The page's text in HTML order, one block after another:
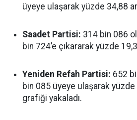
üyeye ulaşarak yüzde 34,88
Saadet Partisi: 314 bin 086
bin 724’e çıkararak yüzde
Yeniden Refah Partisi: 652
bin 085 üyeye ulaşarak yüzde
grafiği yakaladı.